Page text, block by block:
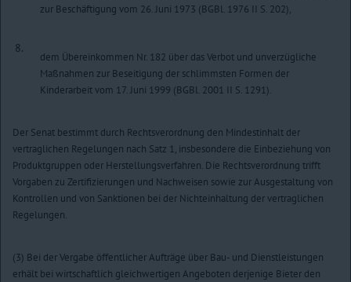
zur Beschäftigung vom 26. Juni 1973 (BGBl. 1976 II S. 202),
8.
dem Übereinkommen Nr. 182 über das Verbot und unverzügliche
Maßnahmen zur Beseitigung der schlimmsten Formen der
Kinderarbeit vom 17. Juni 1999 (BGBl. 2001 II S. 1291).
Der Senat bestimmt durch Rechtsverordnung den Mindestinhalt der
vertraglichen Regelungen nach Satz 1, insbesondere die Einbeziehung von
Produktgruppen oder Herstellungsverfahren. Die Rechtsverordnung trifft
Vorgaben zu Zertifizierungen und Nachweisen sowie zur Ausgestaltung von
Kontrollen und von Sanktionen bei der Nichteinhaltung der vertraglichen
Regelungen.
(3) Bei der Vergabe öffentlicher Aufträge über Bau- und Dienstleistungen
erhält bei wirtschaftlich gleichwertigen Angeboten derjenige Bieter den